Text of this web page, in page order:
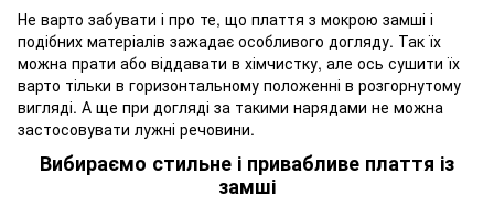
Не варто забувати і про те, що плаття з мокрою замші і
подібних матеріалів зажадає особливого догляду. Так їх
можна прати або віддавати в хімчистку, але ось сушити їх
варто тільки в горизонтальному положенні в розгорнутому
вигляді. А ще при догляді за такими нарядами не можна
застосовувати лужні речовини.
Вибираємо стильне і привабливе плаття із
замші